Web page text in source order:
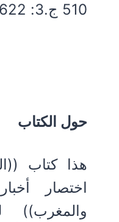
510 ج.3: 622 ج.4: 238
حول الكتاب
هذا كتاب
اختصار
والمغرب))